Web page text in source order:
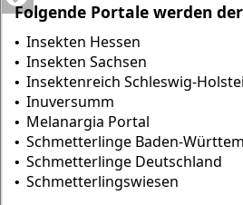
Folgende Portale werden
• Insekten Hessen
• Insekten Sachsen
• Insektenreich Schleswig-
• Inuversumm
• Melanargia Portal
• Schmetterlinge Baden-
• Schmetterlinge Deutschland
• Schmetterlingswiesen